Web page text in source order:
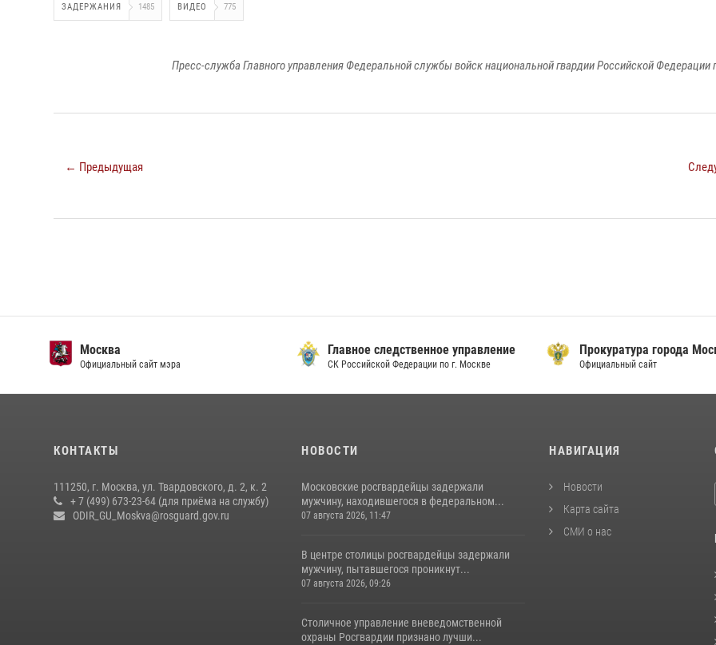
ЗАДЕРЖАНИЯ 1485 ВИДЕО 775
Пресс-служба Главного управления Федеральной службы войск национальной гвардии Российской Федерации
← Предыдущая
Москва
Официальный сайт мэра
Главное следственное управление
СК Российской Федерации по г. Москве
Прокуратура города
Официальный сайт
КОНТАКТЫ
111250, г. Москва, ул. Твардовского, д. 2, к. 2
+ 7 (499) 673-23-64 (для приёма на службу)
ODIR_GU_Moskva@rosguard.gov.ru
НОВОСТИ
Московские росгвардейцы задержали
мужчину, находившегося в федеральном...
07 августа 2026, 11:47
В центре столицы росгвардейцы задержали
мужчину, пытавшегося проникнут...
07 августа 2026, 09:26
Столичное управление вневедомственной
охраны Росгвардии признано лучши...
НАВИГАЦИЯ
Новости
Карта сайта
СМИ о нас